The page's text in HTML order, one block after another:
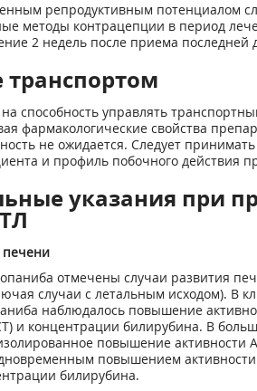
репродуктивным потенциалом
методы контрацепции в период
2 недель после приема последней
способность управлять
фармакологические свойства
не ожидается. Следует
и профиль побочного действия
указания при
отмечены случаи развития
случаи с летальным исходом). В
наблюдалось повышение
и концентрации билирубина. В
повышение активности
повышением
билирубина.